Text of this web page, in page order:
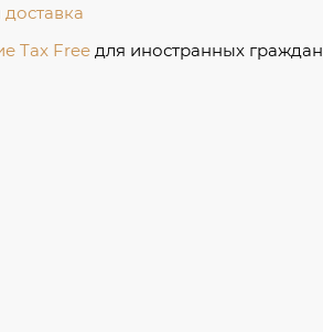
доставка
Tax Free для иностранных граждан